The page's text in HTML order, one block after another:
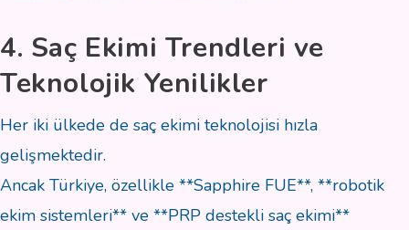
4. Saç Ekimi Trendleri ve
Teknolojik Yenilikler
Her iki ülkede de saç ekimi teknolojisi hızla
gelişmektedir.
Ancak Türkiye, özellikle **Sapphire FUE**, **robotik
ekim sistemleri** ve **PRP destekli saç ekimi**